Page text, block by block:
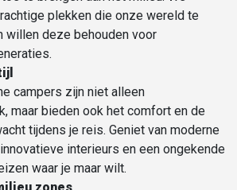
plekken die onze wereld te
willen deze behouden voor
campers zijn niet alleen
maar bieden ook het comfort en de
tijdens je reis. Geniet van moderne
interieurs en een ongekende
waar je maar wilt.